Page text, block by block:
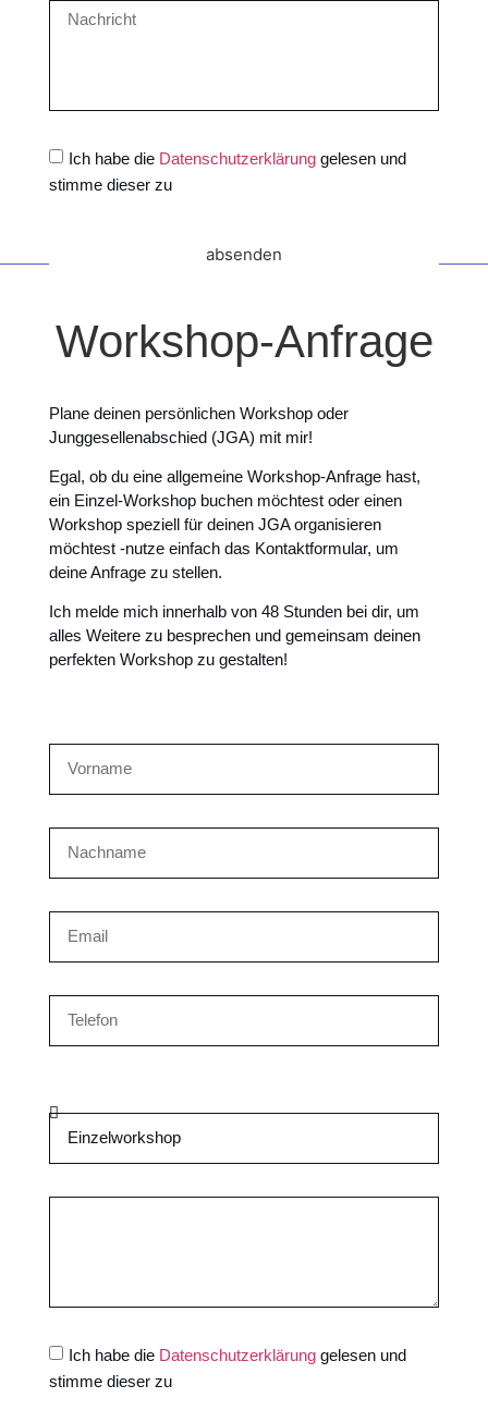
Ich habe die Datenschutzerklärunggelesen und
stimme dieser zu
absenden
Workshop-Anfrage
Plane deinen persönlichen Workshop oder
Junggesellenabschied (JGA) mit mir!
Egal, ob du eine allgemeine Workshop-Anfrage hast,
ein Einzel-Workshop buchen möchtest oder einen
Workshop speziell für deinen JGA organisieren
möchtest -nutze einfach das Kontaktformular, um
deine Anfrage zu stellen.
Ich melde mich innerhalb von 48 Stunden bei dir, um
alles Weitere zu besprechen und gemeinsam deinen
perfekten Workshop zu gestalten!
Ich habe die Datenschutzerklärunggelesen und
stimme dieser zu